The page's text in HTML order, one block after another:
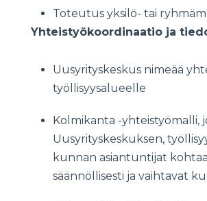
Toteutus yksilö- tai
Yhteistyökoordinaatio ja
Uusyrityskeskus nimeää
työllisyysalueelle
Kolmikanta -yhteistyömalli,
Uusyrityskeskuksen,
kunnan asiantuntijat
säännöllisesti ja vaihtavat